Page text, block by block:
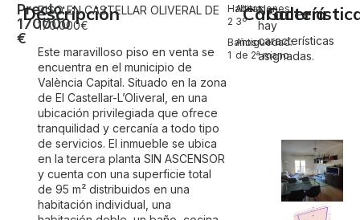
Precio:
170000
€
Descripción
PISO EN CASTELLAR OLIVERAL DE
170.000€
Este maravilloso piso en venta se
encuentra en el municipio de
València Capital. Situado en la zona
de El Castellar-L’Oliveral, en una
ubicación privilegiada que ofrece
tranquilidad y cercanía a todo tipo
de servicios. El inmueble se ubica
en la tercera planta SIN ASCENSOR
y cuenta con una superficie total
de 95 m² distribuidos en una
habitación individual, una
Habitaciones:
2
Baños:
1
Altura:
3º
Antiguedad:
de 2ª mano
No
hay
características
asignadas.
Galería